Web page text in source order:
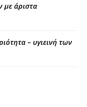
με άριστα
– υγιεινή των